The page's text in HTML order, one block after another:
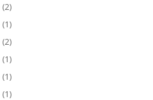
(2)
(1)
(2)
(1)
(1)
(1)